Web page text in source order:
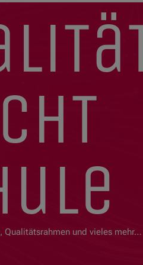
Qualitätsrahmen und vieles mehr…